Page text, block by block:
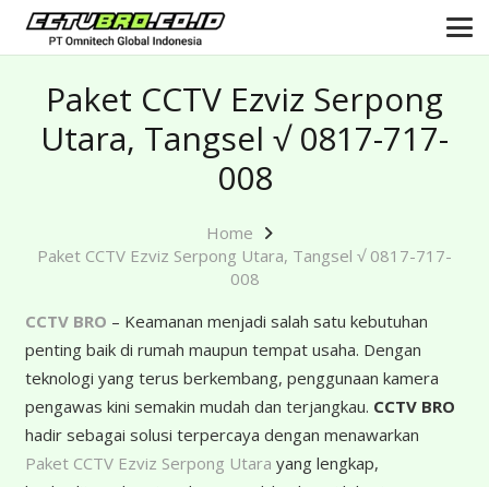
Paket CCTV Ezviz Serpong
Utara, Tangsel √ 0817-717-
008
Home
Paket CCTV Ezviz Serpong Utara, Tangsel √ 0817-717-
008
CCTV BRO – Keamanan menjadi salah satu kebutuhan
penting baik di rumah maupun tempat usaha. Dengan
teknologi yang terus berkembang, penggunaan kamera
pengawas kini semakin mudah dan terjangkau. CCTV BRO
hadir sebagai solusi terpercaya dengan menawarkan
Paket CCTV Ezviz Serpong Utara yang lengkap,